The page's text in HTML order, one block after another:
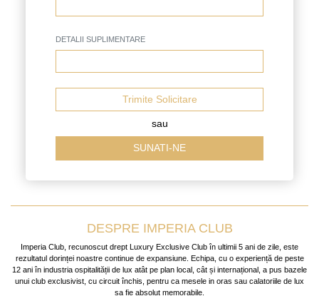
DETALII SUPLIMENTARE
Trimite Solicitare
sau
SUNATI-NE
DESPRE IMPERIA CLUB
Imperia Club, recunoscut drept Luxury Exclusive Club în ultimii 5 ani de zile, este
rezultatul dorinței noastre continue de expansiune. Echipa, cu o experiență de peste
12 ani în industria ospitalității de lux atât pe plan local, cât și internațional, a pus bazele
unui club exclusivist, cu circuit închis, pentru ca mesele in oras sau calatoriile de lux
sa fie absolut memorabile.